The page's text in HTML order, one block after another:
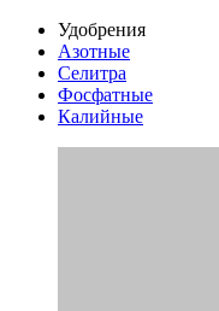
Удобрения
Азотные
Селитра
Фосфатные
Калийные